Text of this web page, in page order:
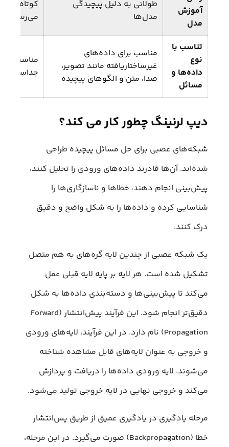
آموزش
مدل
طولانی به دلیل پیچیدگی
مدل‌ها
کوتاه‌تر و
می‌رسد
تناسب با
نوع
داده‌ها و
مسائل
مناسب برای داده‌های
غیرساختاریافته مانند تصویر،
صدا، متن و الگوهای پیچیده
مناسب
جداسازی
دیپ لرنینگ چطور کار می کند؟
شبکه‌‌های عصبی برای حل مسائل پیچیده طراحی
شده‌اند. آن‌ها قادرند داده‌های ورودی را تحلیل کنند،
پیش‌بینی انجام دهند، خطاها و ناسازگاری‌ها را
شناسایی کرده و داده‌ها را به شکل واضح و دقیق
درک کنند.
یک شبکه عصبی از چندین لایه گره‌های به هم متصل
تشکیل شده است. هر لایه بر پایه لایه قبلی عمل
می‌کند تا پیش‌بینی‌ها و دسته‌بندی داده‌ها به شکل
دقیق‌تر انجام شود. این فرآیند پیش‌انتشار (Forward
Propagation) نام دارد. در این فرآیند، لایه‌های ورودی
و خروجی به عنوان لایه‌های قابل مشاهده شناخته
می‌شوند. لایه ورودی داده‌ها را دریافت و پردازش
می‌کند و خروجی نهایی در لایه خروجی تولید می‌شود.
مرحله یادگیری در یادگیری عمیق از طریق پس‌انتشار
خطا (Backpropagation) صورت می‌گیرد. در این مرحله،